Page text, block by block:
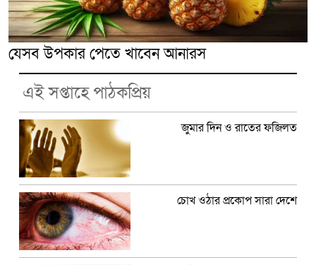
যেসব উপকার পেতে খাবেন আনারস
এই সপ্তাহে পাঠকপ্রিয়
জুমার দিন ও রাতের ফজিলত
চোখ ওঠার প্রকোপ সারা দেশে